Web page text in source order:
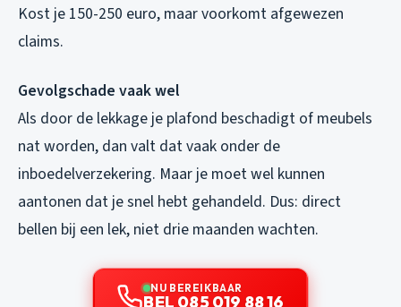
Kost je 150-250 euro, maar voorkomt afgewezen
claims.
Gevolgschade vaak wel
Als door de lekkage je plafond beschadigt of meubels
nat worden, dan valt dat vaak onder de
inboedelverzekering. Maar je moet wel kunnen
aantonen dat je snel hebt gehandeld. Dus: direct
bellen bij een lek, niet drie maanden wachten.
NU BEREIKBAAR
BEL 085 019 88 16